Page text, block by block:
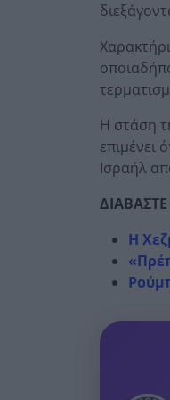
Η στάση
επιμένει
Ισραήλ
Η